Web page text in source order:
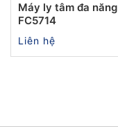
Máy ly tâm đa năng
FC5714
Liên hệ